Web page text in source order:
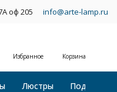
оф 205 info@arte-lamp.ru
Избранное Корзина
Люстры Подвесные